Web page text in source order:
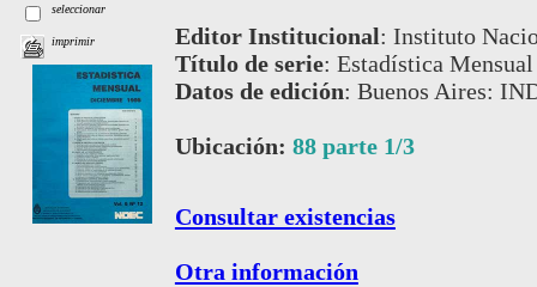
seleccionar
imprimir Editor Institucional: Instituto
Título de serie: Estadística
Datos de edición: Buenos Aires:
Ubicación: 88 parte 1/3
Consultar existencias
Otra información